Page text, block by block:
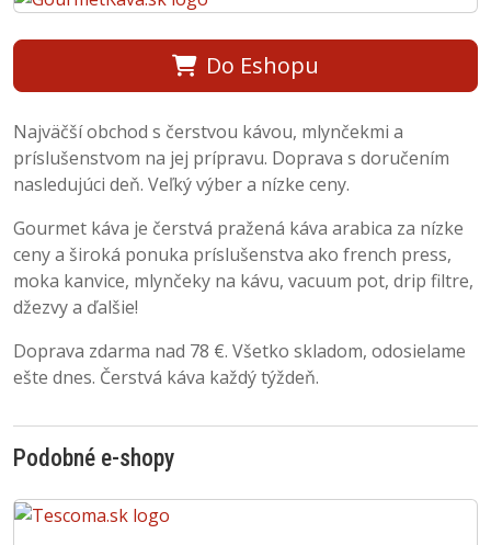
Do Eshopu
Najväčší obchod s čerstvou kávou, mlynčekmi a
príslušenstvom na jej prípravu. Doprava s doručením
nasledujúci deň. Veľký výber a nízke ceny.
Gourmet káva je čerstvá pražená káva arabica za nízke
ceny a široká ponuka príslušenstva ako french press,
moka kanvice, mlynčeky na kávu, vacuum pot, drip filtre,
džezvy a ďalšie!
Doprava zdarma nad 78 €. Všetko skladom, odosielame
ešte dnes. Čerstvá káva každý týždeň.
Podobné e-shopy